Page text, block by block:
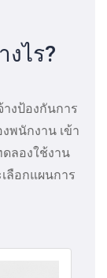
งไร?
งป้องกันการ
พนักงาน เข้า
ดลองใช้งาน
ลือกแผนการ